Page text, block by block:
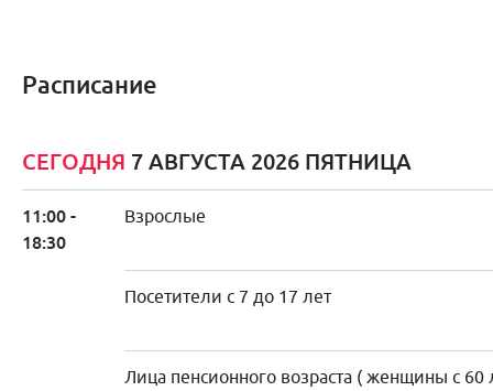
Расписание
СЕГОДНЯ 7 АВГУСТА 2026 ПЯТНИЦА
11:00 -
18:30
Взрослые
Посетители с 7 до 17 лет
Лица пенсионного возраста ( женщины с 60